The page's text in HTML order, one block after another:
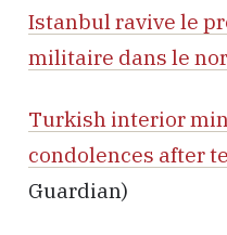
Istanbul ravive le
militaire dans le
Turkish interior
condolences after
Guardian)